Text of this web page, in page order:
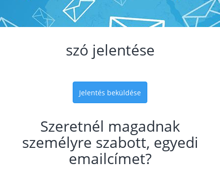
szó jelentése
Jelentés beküldése
Szeretnél magadnak
személyre szabott, egyedi
emailcímet?